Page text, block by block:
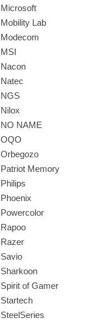
Microsoft
Mobility Lab
Modecom
MSI
Nacon
Natec
NGS
Nilox
NO NAME
OQO
Orbegozo
Patriot Memory
Philips
Phoenix
Powercolor
Rapoo
Razer
Savio
Sharkoon
Spirit of Gamer
Startech
SteelSeries